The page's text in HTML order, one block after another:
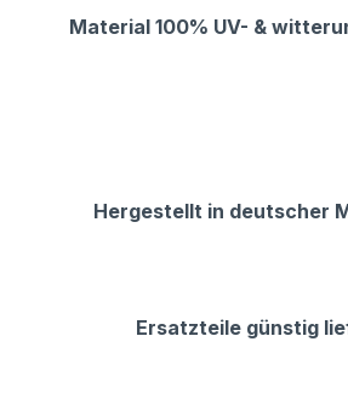
Material 100% UV- &
Hergestellt in deutscher
Ersatzteile günstig